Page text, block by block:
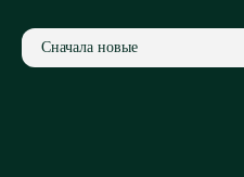
Сначала новые